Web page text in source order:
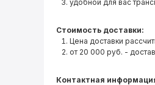
удобной для вас
Стоимость доставки:
Цена доставки
от 20 000 руб. -
Контактная